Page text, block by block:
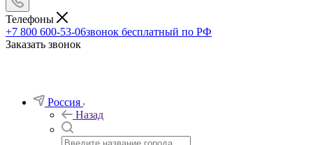
Телефоны
+7 800 600-53-06звонок бесплатный по РФ
Заказать звонок
Россия
Назад